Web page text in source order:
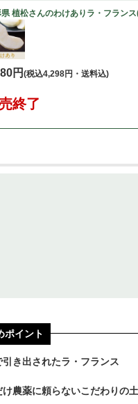
県 植松さんのわけありラ・フラン
円 (税込4,298円・送料込)
終了
ポイント
き出されたラ・フランス
農薬に頼らないこだわりの